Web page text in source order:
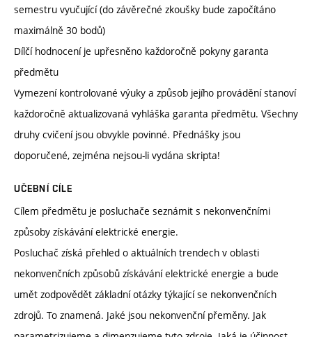
semestru vyučující (do závěrečné zkoušky bude započítáno
maximálně 30 bodů)
Dílčí hodnocení je upřesněno každoročně pokyny garanta
předmětu
Vymezení kontrolované výuky a způsob jejího provádění stanoví
každoročně aktualizovaná vyhláška garanta předmětu. Všechny
druhy cvičení jsou obvykle povinné. Přednášky jsou
doporučené, zejména nejsou-li vydána skripta!
UČEBNÍ CÍLE
Cílem předmětu je posluchače seznámit s nekonvenčními
způsoby získávání elektrické energie.
Posluchač získá přehled o aktuálních trendech v oblasti
nekonvenčních způsobů získávání elektrické energie a bude
umět zodpovědět základní otázky týkající se nekonvenčních
zdrojů. To znamená. Jaké jsou nekonvenční přeměny. Jak